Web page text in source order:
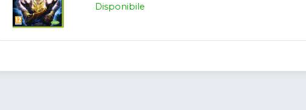
Disponibile